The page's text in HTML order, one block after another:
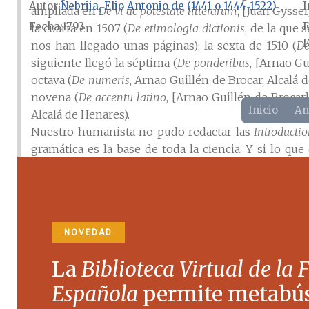
ampliada enDe vi ac potestate litterarum, [Juan
la cuarta en 1507 (De etimologia dictionis, de la que
nos han llegado unas páginas); la sexta de 1510 (
siguiente llegó la séptima (De ponderibus, [Arnao
octava (De numeris, Arnao Guillén de Brocar, Alcalá
novena (De accentu latino, [Arnao Guillén de
Alcalá de Henares).
Nuestro humanista no pudo redactar las
gramática es la base de toda la ciencia. Y si lo
En su concepción, divide la gramática en cuatro
partes de la oración: nombre, pronombre,
sintaxis y de las doce partes de la oración
castellana para los que de estraña lengua querrán
Autor Nebrija, Elio Antonio de (1441 o 1444-1522)
Fecha1793
Inicio
NOVEDAD
LaBiblioteca Virtual de la
Española permite